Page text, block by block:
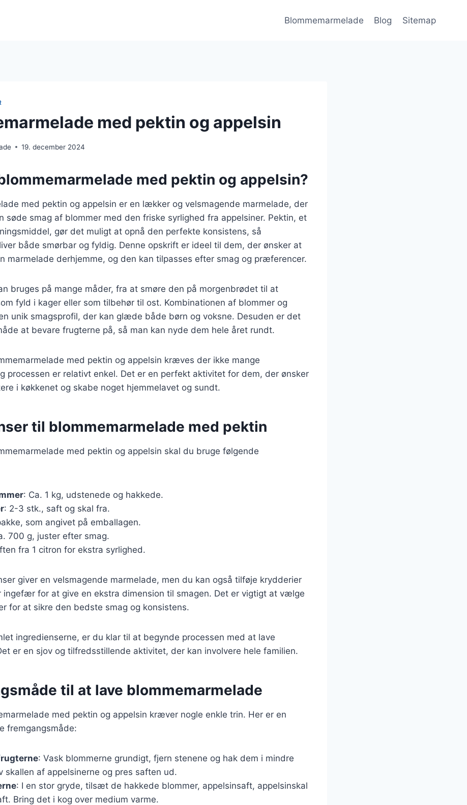
Blommemarmelade Blog Sitemap
med pektin og appelsin
19. december 2024
med pektin og appelsin?
med pektin og appelsin er en lækker og velsmagende marmelade, der
søde smag af blommer med den friske syrlighed fra appelsiner. Pektin, et
gør det muligt at opnå den perfekte konsistens, så
både smørbar og fyldig. Denne opskrift er ideel til dem, der ønsker at
marmelade derhjemme, og den kan tilpasses efter smag og præferencer.
bruges på mange måder, fra at smøre den på morgenbrødet til at
fyld i kager eller som tilbehør til ost. Kombinationen af blommer og
unik smagsprofil, der kan glæde både børn og voksne. Desuden er det
at bevare frugterne på, så man kan nyde dem hele året rundt.
med pektin og appelsin kræves der ikke mange
processen er relativt enkel. Det er en perfekt aktivitet for dem, der ønsker
i køkkenet og skabe noget hjemmelavet og sundt.
til blommemarmelade med pektin
med pektin og appelsin skal du bruge følgende
: Ca. 1 kg, udstenede og hakkede.
: 2-3 stk., saft og skal fra.
som angivet på emballagen.
700 g, juster efter smag.
fra 1 citron for ekstra syrlighed.
giver en velsmagende marmelade, men du kan også tilføje krydderier
ingefær for at give en ekstra dimension til smagen. Det er vigtigt at vælge
for at sikre den bedste smag og konsistens.
ingredienserne, er du klar til at begynde processen med at lave
er en sjov og tilfredsstillende aktivitet, der kan involvere hele familien.
til at lave blommemarmelade
med pektin og appelsin kræver nogle enkle trin. Her er en
fremgangsmåde:
: Vask blommerne grundigt, fjern stenene og hak dem i mindre
skallen af appelsinerne og pres saften ud.
: I en stor gryde, tilsæt de hakkede blommer, appelsinsaft, appelsinskal
Bring det i kog over medium varme.